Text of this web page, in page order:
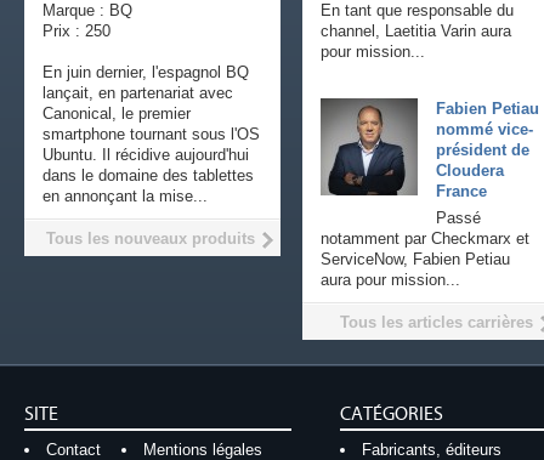
En tant que responsable du
channel, Laetitia Varin aura
pour mission...
Fabien Petiau
nommé vice-
président de
Cloudera
France
Passé
notamment par Checkmarx et
ServiceNow, Fabien Petiau
aura pour mission...
Tous les articles carrières
Marque : BQ
Prix : 250
En juin dernier, l'espagnol BQ
lançait, en partenariat avec
Canonical, le premier
smartphone tournant sous l'OS
Ubuntu. Il récidive aujourd'hui
dans le domaine des tablettes
en annonçant la mise...
Tous les nouveaux produits
SITE
Contact
Mentions légales
CATÉGORIES
Fabricants, éditeurs